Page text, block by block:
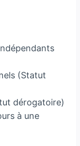
(Statut
dérogatoire)
à une